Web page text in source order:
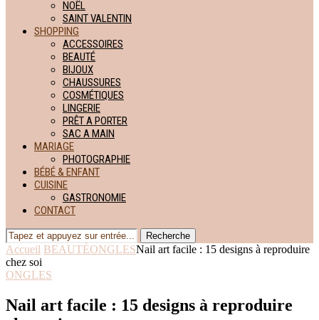
NOËL
SAINT VALENTIN
SHOPPING
ACCESSOIRES
BEAUTÉ
BIJOUX
CHAUSSURES
COSMÉTIQUES
LINGERIE
PRÊT A PORTER
SAC A MAIN
MARIAGE
PHOTOGRAPHIE
BÉBÉ & ENFANT
CUISINE
GASTRONOMIE
CONTACT
Recherche
Accueil BEAUTÉONGLESNail art facile : 15 designs à reproduire
chez soi
ONGLES
Nail art facile : 15 designs à reproduire